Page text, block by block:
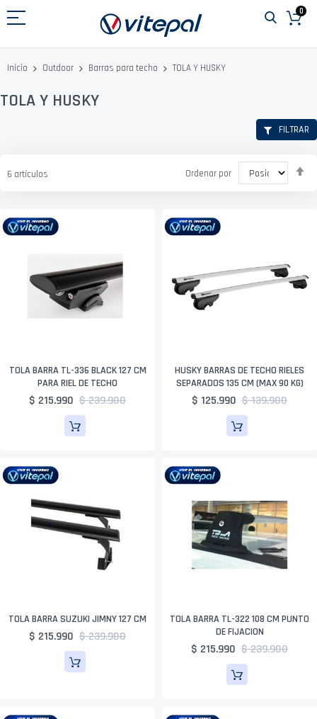
al
0
Inicio Outdoor Barras para techo TOLA Y HUSKY
TOLA Y HUSKY
6 artículos Ordenar por
TOLA BARRA TL-336 BLACK 127 CM
PARA RIEL DE TECHO
$ 215.990 $ 239.900
HUSKY BARRAS DE TECHO RIELES
SEPARADOS 135 CM (MAX 90 KG)
$ 125.990 $ 139.900
TOLA BARRA SUZUKI JIMNY 127 CM
$ 215.990 $ 239.900
TOLA BARRA TL-322 108 CM PUNTO
DE FIJACION
$ 215.990 $ 239.900
FILTRAR